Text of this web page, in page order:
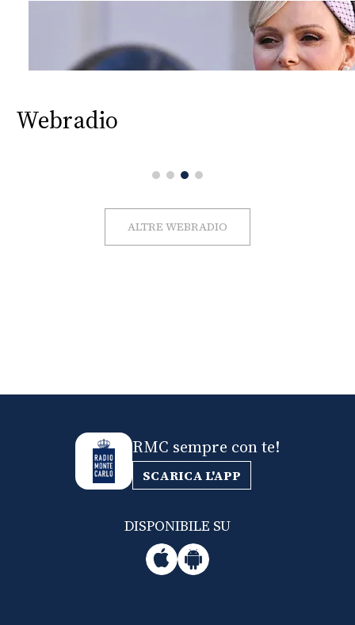
Webradio
ALTRE WEBRADIO
RMC sempre con te!
SCARICA L'APP
DISPONIBILE SU